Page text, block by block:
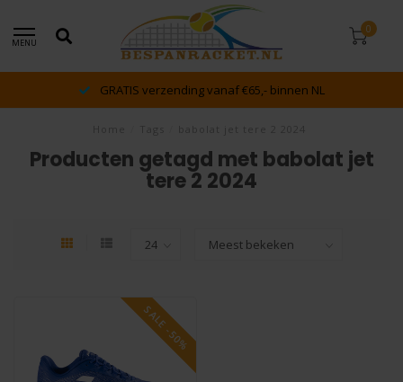
MENU
0
GRATIS verzending vanaf €65,- binnen NL
Producten getagd met babolat jet
tere 2 2024
SALE -50%